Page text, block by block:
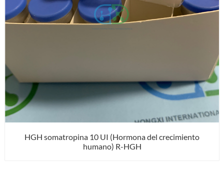
HGH somatropina 10 UI (Hormona del crecimiento
humano) R-HGH